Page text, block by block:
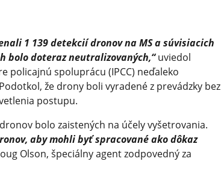
1 139 detekcií dronov na MS a súvisiacich
bolo doteraz neutralizovaných,“uviedol
policajnú spoluprácu (IPCC) neďaleko
že drony boli vyradené z prevádzky bez
postupu.
bolo zaistených na účely vyšetrovania.
aby mohli byť spracované ako dôkaz
Olson, špeciálny agent zodpovedný za